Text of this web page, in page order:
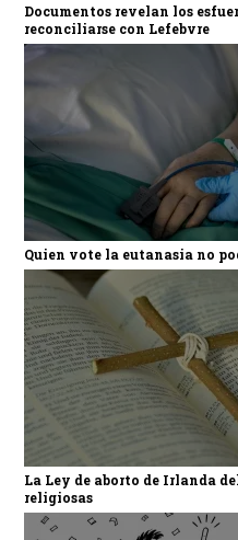
Documentos revelan los
reconciliarse con Lefebvre
Quien vote la eutanasia no
La Ley de aborto de Irlanda
religiosas